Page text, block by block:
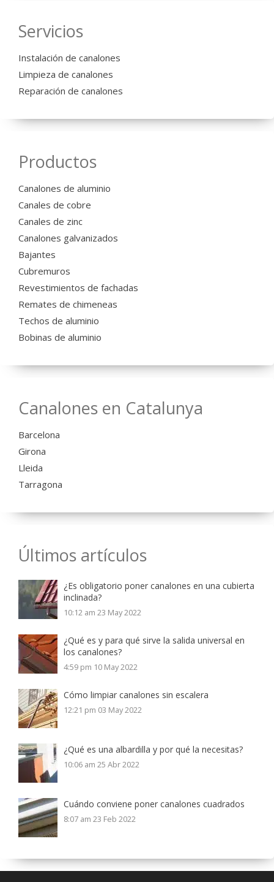
Servicios
Instalación de canalones
Limpieza de canalones
Reparación de canalones
Productos
Canalones de aluminio
Canales de cobre
Canales de zinc
Canalones galvanizados
Bajantes
Cubremuros
Revestimientos de fachadas
Remates de chimeneas
Techos de aluminio
Bobinas de aluminio
Canalones en Catalunya
Barcelona
Girona
Lleida
Tarragona
Últimos artículos
¿Es obligatorio poner canalones en una cubierta
inclinada?
10:12 am 23 May 2022
¿Qué es y para qué sirve la salida universal en
los canalones?
4:59 pm 10 May 2022
Cómo limpiar canalones sin escalera
12:21 pm 03 May 2022
¿Qué es una albardilla y por qué la necesitas?
10:06 am 25 Abr 2022
Cuándo conviene poner canalones cuadrados
8:07 am 23 Feb 2022